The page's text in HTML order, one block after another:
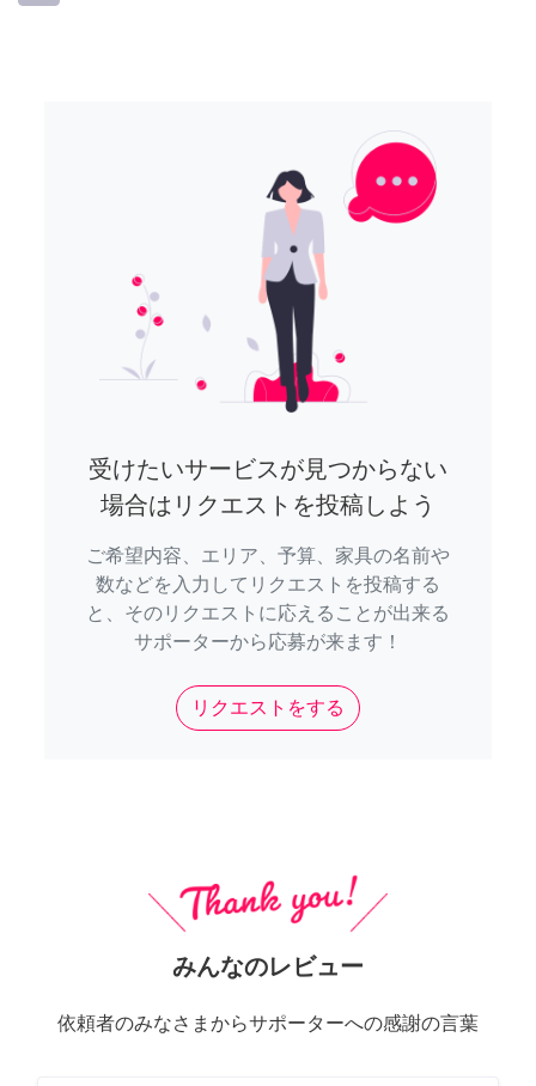
受けたいサービスが見つからない
場合はリクエストを投稿しよう
ご希望内容、エリア、予算、家具の名前や
数などを入力してリクエストを投稿する
と、そのリクエストに応えることが出来る
サポーターから応募が来ます！
リクエストをする
みんなのレビュー
依頼者のみなさまからサポーターへの感謝の言葉